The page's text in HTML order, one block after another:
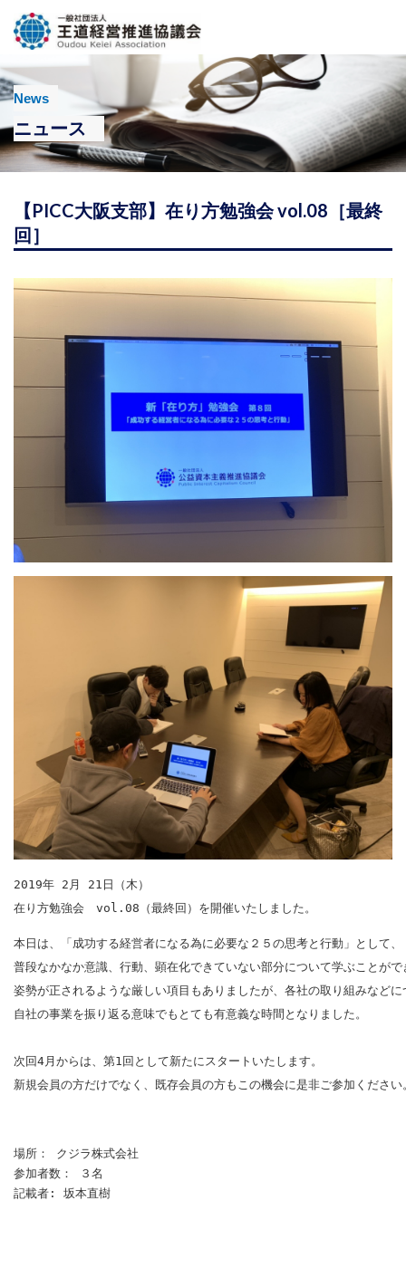
News
ニュース
【PICC大阪支部】在り方勉強会 vol.08［最終
回］
2019年 2月 21日（木）
在り方勉強会　vol.08（最終回）を開催いたしました。
本日は、「成功する経営者になる為に必要な２５の思考と行動」として、
普段なかなか意識、行動、顕在化できていない部分について学ぶことがで
姿勢が正されるような厳しい項目もありましたが、各社の取り組みなど
自社の事業を振り返る意味でもとても有意義な時間となりました。
次回4月からは、第1回として新たにスタートいたします。
新規会員の方だけでなく、既存会員の方もこの機会に是非ご参加ください
場所： クジラ株式会社
参加者数： ３名
記載者: 坂本直樹